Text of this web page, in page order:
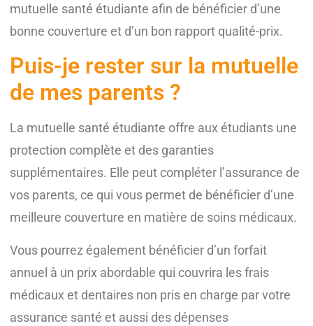
mutuelle santé étudiante afin de bénéficier d’une
bonne couverture et d’un bon rapport qualité-prix.
Puis-je rester sur la mutuelle
de mes parents ?
La mutuelle santé étudiante offre aux étudiants une
protection complète et des garanties
supplémentaires. Elle peut compléter l’assurance de
vos parents, ce qui vous permet de bénéficier d’une
meilleure couverture en matière de soins médicaux.
Vous pourrez également bénéficier d’un forfait
annuel à un prix abordable qui couvrira les frais
médicaux et dentaires non pris en charge par votre
assurance santé et aussi des dépenses